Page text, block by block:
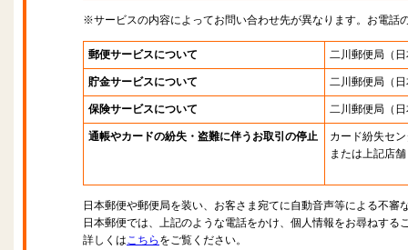
※サービスの内容によってお問い合わせ先が異なります。お電話
郵便サービスについて 二川郵便局 （
貯金サービスについて 二川郵便局 （
保険サービスについて 二川郵便局 （
通帳やカードの紛失・盗難に伴うお取引の停止
カード紛失セ
または上記店舗
日本郵便や郵便局を装い、お客さま宛てに自動音声等による不審
日本郵便では、上記のような電話をかけ、個人情報をお尋ねする
詳しくはこちら をご覧ください。